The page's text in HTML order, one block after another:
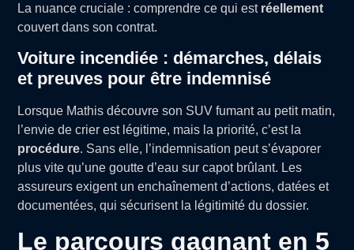
La nuance cruciale : comprendre ce qui est réellement
couvert dans son contrat.
Voiture incendiée : démarches, délais
et preuves pour être indemnisé
Lorsque Mathis découvre son SUV fumant au petit matin,
l’envie de crier est légitime, mais la priorité, c’est la
procédure. Sans elle, l’indemnisation peut s’évaporer
plus vite qu’une goutte d’eau sur capot brûlant. Les
assureurs exigent un enchaînement d’actions, datées et
documentées, qui sécurisent la légitimité du dossier.
Le parcours gagnant en 5